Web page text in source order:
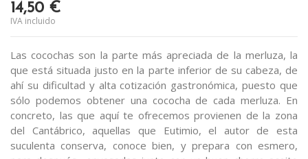
14,50 €
IVA incluido
Las cocochas son la parte más apreciada de la merluza, la
que está situada justo en la parte inferior de su cabeza, de
ahí su dificultad y alta cotización gastronómica, puesto que
sólo podemos obtener una cococha de cada merluza. En
concreto, las que aquí te ofrecemos provienen de la zona
del Cantábrico, aquellas que Eutimio, el autor de esta
suculenta conserva, conoce bien, y prepara con esmero,